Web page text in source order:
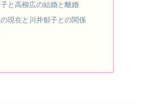
子と高柳広の結婚と離婚
現在と川井郁子との関係